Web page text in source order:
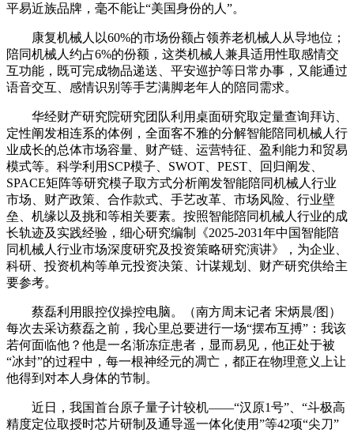
平易近族品牌，毫不能让“美国身份的人”。
康复机械人以60%的市场份额占领养老机械人从导地位；
陪同机械人约占6%的份额，这类机械人兼具适用性取感情交
互功能，既可完成物品递送、平安巡护等日常办事，又能通过
语音交互、感情识别等手艺满脚老年人的陪同需求。
华经财产研究院研究团队利用桌面研究取定量查询拜访、
定性阐发相连系的体例，全面客不雅的分解智能陪同机械人行
业成长的总体市场容量、财产链、运营特征、盈利能力和贸易
模式等。科学利用SCP模子、SWOT、PEST、回归阐发、
SPACE矩阵等研究模子取方式分析阐发智能陪同机械人行业
市场、财产政策、合作款式、手艺改革、市场风险、行业壁
垒、机缘以及挑和等相关要素。按照智能陪同机械人行业的成
长轨迹及实践经验，细心研究编制《2025-2031年中国智能陪
同机械人行业市场深度研究及投资策略研究演讲》，为企业、
科研、投资机构等单元投资决策、计谋规划、财产研究供给主
要参考。
蔡磊利用眼控仪操控电脑。（南方周末记者 宋炳晨/图）
每次去采访蔡磊之前，我心里总要进行一场“摆布互搏”：我该
若何面临他？他是一名渐冻症患者，显而易见，他正处于被
“冰封”的过程中，每一根神经元的凋亡，都正在物理意义上让
他得到对本人身体的节制。
近日，我国首台原子量子计较机——“汉原1号”、“斗极高
精度定位取授时芯片研制及通导遥一体化使用”等42项“尖刀”